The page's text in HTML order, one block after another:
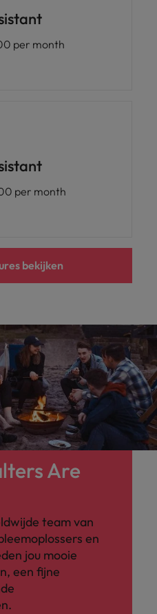
per month
per month
bekijken
Are
team van
en
jou mooie
een fijne